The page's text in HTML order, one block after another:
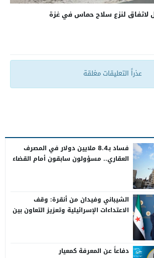
لاتفاق لنزع سلاح حماس في غزة
عذراً التعليقات مغلقة
فساد بـ8.4 ملايين دولار في المصرف
العقاري.. مسؤولون سابقون أمام القضاء
الشيباني وفيدان من أنقرة: وقف
الاعتداءات الإسرائيلية وتعزيز التعاون بين
دفاعاً عن المعرفة كمعيار